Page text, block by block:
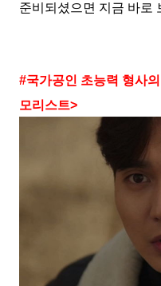
준비되셨으면 지금 바로
#국가공인 초능력 형사의
모리스트>